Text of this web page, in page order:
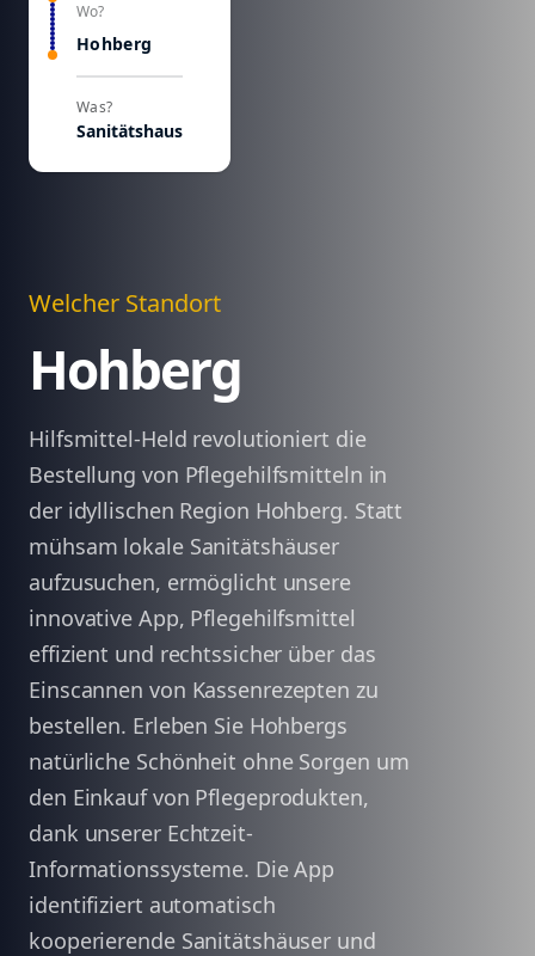
Wo?
Hohberg
Was?
Sanitätshaus
Welcher Standort
Hohberg
Hilfsmittel-Held revolutioniert die
Bestellung von Pflegehilfsmitteln in
der idyllischen Region Hohberg. Statt
mühsam lokale Sanitätshäuser
aufzusuchen, ermöglicht unsere
innovative App, Pflegehilfsmittel
effizient und rechtssicher über das
Einscannen von Kassenrezepten zu
bestellen. Erleben Sie Hohbergs
natürliche Schönheit ohne Sorgen um
den Einkauf von Pflegeprodukten,
dank unserer Echtzeit-
Informationssysteme. Die App
identifiziert automatisch
kooperierende Sanitätshäuser und